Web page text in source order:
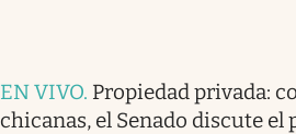
EN VIVO. Propiedad privada:
chicanas, el Senado discute el